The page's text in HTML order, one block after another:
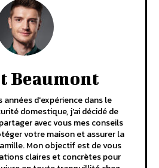
Beaumont
années d'expérience dans le
domestique, j'ai décidé de
avec vous mes conseils
votre maison et assurer la
Mon objectif est de vous
claires et concrètes pour